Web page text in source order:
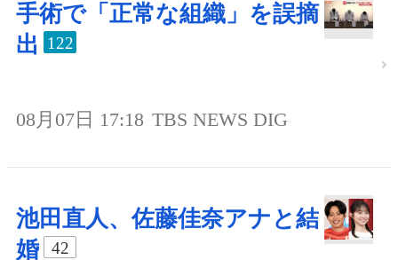
手術で「正常な組織」を誤摘
出
122
08月07日 17:18 TBS NEWS DIG
池田直人、佐藤佳奈アナと結
婚
42